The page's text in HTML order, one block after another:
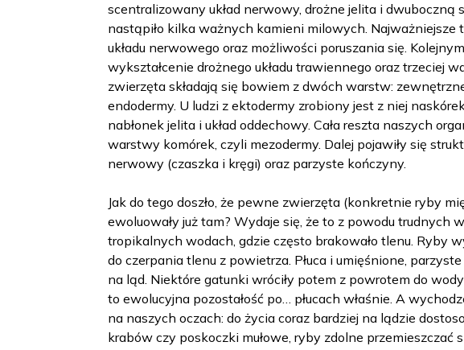
scentralizowany układ nerwowy, drożne jelita i dwuboczną
nastąpiło kilka ważnych kamieni milowych. Najważniejsze
układu nerwowego oraz możliwości poruszania się.
wykształcenie drożnego układu trawiennego oraz trzeciej
zwierzęta składają się bowiem z dwóch warstw:
endodermy. U ludzi z ektodermy zrobiony jest z niej
nabłonek jelita i układ oddechowy. Cała reszta naszych
warstwy komórek, czyli mezodermy. Dalej pojawiły się
nerwowy (czaszka i kręgi) oraz parzyste kończyny.
Jak do tego doszło, że pewne zwierzęta (konkretnie ryby
ewoluowały już tam? Wydaje się, że to z powodu trudnych
tropikalnych wodach, gdzie często brakowało tlenu. Ryby
do czerpania tlenu z powietrza. Płuca i umięśnione,
na ląd. Niektóre gatunki wróciły potem z powrotem do
to ewolucyjna pozostałość po… płucach właśnie. A
na naszych oczach: do życia coraz bardziej na lądzie
krabów czy poskoczki mułowe, ryby zdolne przemieszczać